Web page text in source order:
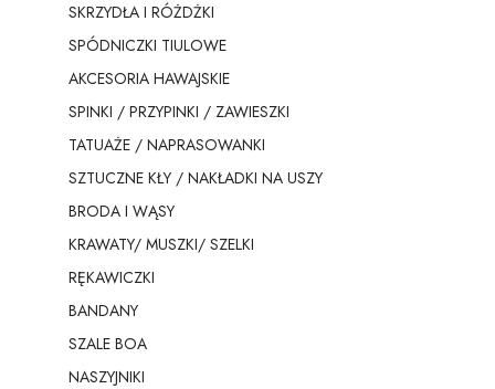
SKRZYDŁA I RÓŻDŻKI
SPÓDNICZKI TIULOWE
AKCESORIA HAWAJSKIE
SPINKI / PRZYPINKI / ZAWIESZKI
TATUAŻE / NAPRASOWANKI
SZTUCZNE KŁY / NAKŁADKI NA USZY
BRODA I WĄSY
KRAWATY/ MUSZKI/ SZELKI
RĘKAWICZKI
BANDANY
SZALE BOA
NASZYJNIKI